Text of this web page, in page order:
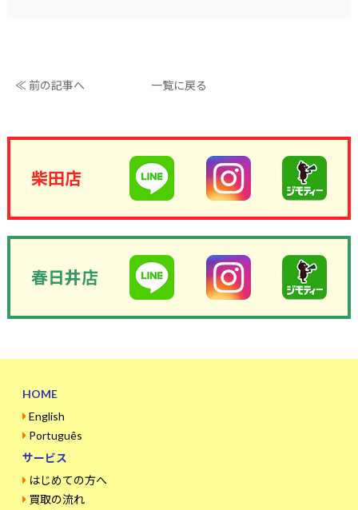
≪ 前の記事へ 一覧に戻る
柴田店
春日井店
HOME
English
Português
サービス
はじめての方へ
買取の流れ